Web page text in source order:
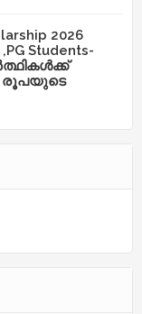
2026
Students-
രൂപയുടെ